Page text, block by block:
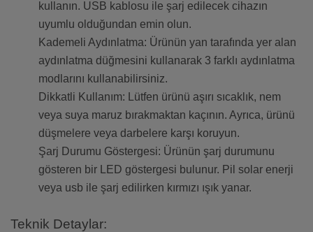
kullanın. USB kablosu ile şarj edilecek cihazın
uyumlu olduğundan emin olun.
Kademeli Aydınlatma: Ürünün yan tarafında yer alan
aydınlatma düğmesini kullanarak 3 farklı aydınlatma
modlarını kullanabilirsiniz.
Dikkatli Kullanım: Lütfen ürünü aşırı sıcaklık, nem
veya suya maruz bırakmaktan kaçının. Ayrıca, ürünü
düşmelere veya darbelere karşı koruyun.
Şarj Durumu Göstergesi: Ürünün şarj durumunu
gösteren bir LED göstergesi bulunur. Pil solar enerji
veya usb ile şarj edilirken kırmızı ışık yanar.
Teknik Detaylar: